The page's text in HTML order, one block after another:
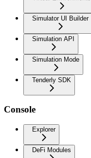
Simulator UI Builder
Simulation API
Simulation Mode
Tenderly SDK
Console
Explorer
DeFi Modules